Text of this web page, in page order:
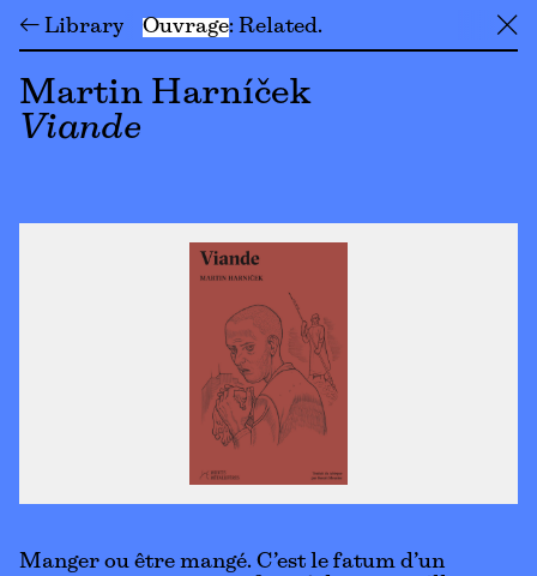
← Library Ouvrage Related ╳
Martin Harníček
Viande
Manger ou être mangé. C’est le fatum d’un